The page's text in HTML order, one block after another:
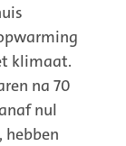
klimaat.
na 70
nul
hebben